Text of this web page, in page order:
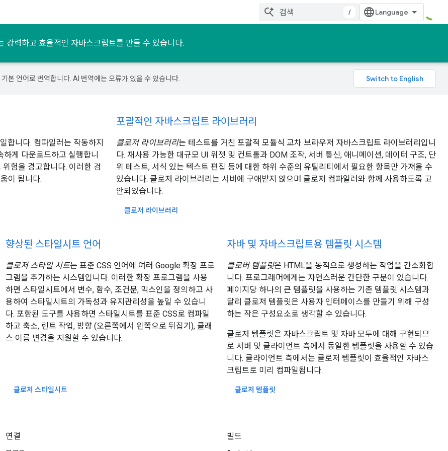
/
강력하고 효율적인 자바스크립트를 만들 수 있습니다.
본 언어로 번역합니다. AI 번역에는 오류가 있을 수 있습니다.
합니다. 컴파일러는 작동하지
게 다운로드하고 실행합니
험을 경고합니다. 이러한 검
이 됩니다.
포괄적인 자바스크립트 라이브러리
클로저 라이브러리는 테스트를 거친 포괄적 모듈식 교차 브라우저 자바스크립트 라이브러리입니
다. 재사용 가능한 대규모 UI 위젯 및 컨트롤과 DOM 조작, 서버 통신, 애니메이션, 데이터 구조, 단
위 테스트, 서식 있는 텍스트 편집 등에 대한 하위 수준의 유틸리티에서 필요한 항목만 가져올 수
있습니다. 클로저 라이브러리는 서버에 구애받지 않으며 클로저 컴파일러와 함께 사용하도록 고
안되었습니다.
클로저 라이브러리
향상된 스타일시트 언어
클로저 스타일 시트는 표준 CSS 언어에 여러 Google 확장 프로
그램을 추가하는 시스템입니다. 이러한 확장 프로그램을 사용
하면 스타일시트에서 변수, 함수, 조건문, 믹스인을 정의하고 사
용하여 스타일시트의 가독성과 유지관리성을 높일 수 있습니
다. 포함된 도구를 사용하면 스타일시트를 표준 CSS로 컴파일
하고 축소, 린트 작업, 방향 (오른쪽에서 왼쪽으로 뒤집기), 클래
스 이름 변경을 지원할 수 있습니다.
클로저 스타일시트
자바 및 자바스크립트용 템플릿 시스템
클로버 템플릿은 HTML을 동적으로 생성하는 작업을 간소화합
니다. 프로그래머에게는 자연스러운 간단한 구문이 있습니다.
페이지당 하나의 큰 템플릿을 사용하는 기존 템플릿 시스템과
달리 클로저 템플릿은 사용자 인터페이스를 만들기 위해 구성
하는 작은 구성요소로 생각할 수 있습니다.
클로저 템플릿은 자바스크립트 및 자바 모두에 대해 구현되므
로 서버 및 클라이언트 측에서 동일한 템플릿을 사용할 수 있습
니다. 클라이언트 측에서는 클로저 템플릿이 효율적인 자바스
크립트로 미리 컴파일됩니다.
클로저 템플릿
연결 빌드